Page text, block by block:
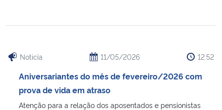
Notícia 11/05/2026 12:52
Aniversariantes do mês de fevereiro/2026 com
prova de vida em atraso
Atenção para a relação dos aposentados e pensionistas